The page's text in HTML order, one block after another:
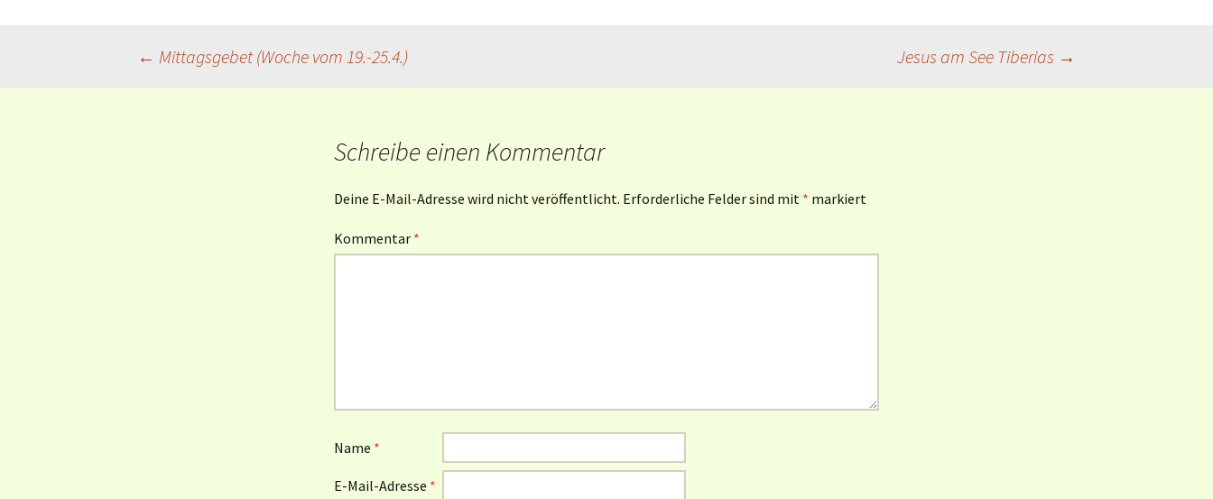
Beitragsnavigation
← Mittagsgebet (Woche vom 19.-25.4.) Jesus am See Tiberias →
Schreibe einen Kommentar
Deine E-Mail-Adresse wird nicht veröffentlicht. Erforderliche Felder sind mit * markiert
Kommentar *
Name *
E-Mail-Adresse *